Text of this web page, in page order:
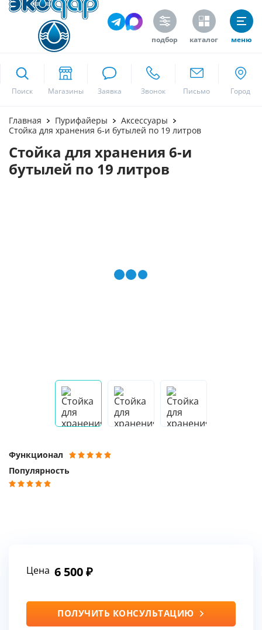
подбор каталог меню
Поиск
Москва
Главная Пурифайеры
Аксессуары
Стойка для хранения 6-и бутылей по 19 литров
Стойка для хранения 6-и
бутылей по 19 литров
Функционал
Популярность
Цена 6 500
ПОЛУЧИТЬ КОНСУЛЬТАЦИЮ